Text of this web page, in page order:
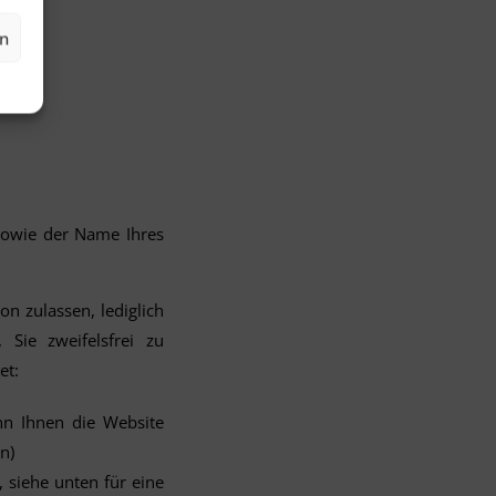
der Name Ihres
zulassen, lediglich
zweifelsfrei zu
Ihnen die Website
siehe unten für eine